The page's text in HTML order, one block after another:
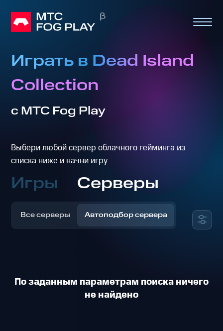
Играть в Dead Island
Collection
с МТС Fog Play
Выбери любой сервер облачного гейминга из
списка ниже и начни игру
Игры Серверы
Все серверы Автоподбор сервера
По заданным параметрам поиска ничего
не найдено